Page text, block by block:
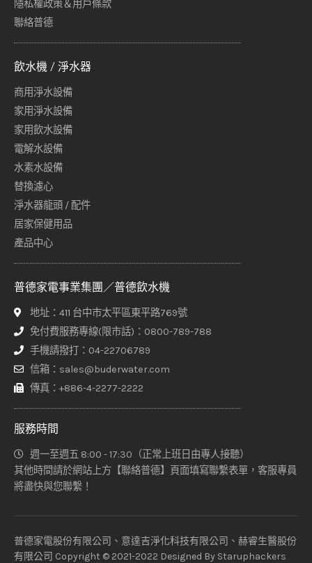
隱私權政策＆用戶條款
聯絡普德
飲水機 / 淨水器
商用淨水設備
家用淨水設備
家用飲水設備
電解水設備
水素水設備
替換濾心
淨水器龍頭 / 配件
居家保健用品
產品中心
普德家電事業集團／普德飲水機
地址：411 台中市太平區東平路769號
免付費服務專線(限市話)：0800-789-788
手機請撥打：04-22706789
信箱：sales@buderwater.com
傳真：+886-4-2277-2222
服務時間
週一至週五 8:00 - 17:30（正常上班日由專人接聽）
其他時間請於網站上方【聯絡普德】頁面填寫聯繫表單，客服專員
將盡快與您聯繫！
普德家電股份有限公司、意達吉淨化科技有限公司、赫睿生醫股份
有限公司 Copyright © 2021-2022 Designed By Staruphackers